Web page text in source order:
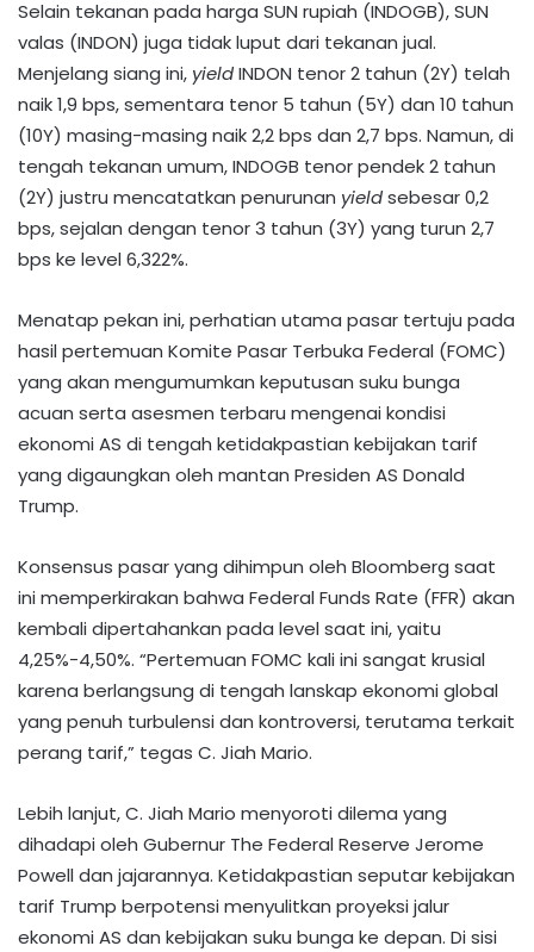
Selain tekanan pada harga SUN rupiah (INDOGB), SUN
valas (INDON) juga tidak luput dari tekanan jual.
Menjelang siang ini, yieldINDON tenor 2 tahun (2Y) telah
naik 1,9 bps, sementara tenor 5 tahun (5Y) dan 10 tahun
(10Y) masing-masing naik 2,2 bps dan 2,7 bps. Namun, di
tengah tekanan umum, INDOGB tenor pendek 2 tahun
(2Y) justru mencatatkan penurunan yieldsebesar 0,2
bps, sejalan dengan tenor 3 tahun (3Y) yang turun 2,7
bps ke level 6,322%.
Menatap pekan ini, perhatian utama pasar tertuju pada
hasil pertemuan Komite Pasar Terbuka Federal (FOMC)
yang akan mengumumkan keputusan suku bunga
acuan serta asesmen terbaru mengenai kondisi
ekonomi AS di tengah ketidakpastian kebijakan tarif
yang digaungkan oleh mantan Presiden AS Donald
Trump.
Konsensus pasar yang dihimpun oleh Bloomberg saat
ini memperkirakan bahwa Federal Funds Rate (FFR) akan
kembali dipertahankan pada level saat ini, yaitu
4,25%-4,50%. “Pertemuan FOMC kali ini sangat krusial
karena berlangsung di tengah lanskap ekonomi global
yang penuh turbulensi dan kontroversi, terutama terkait
perang tarif,” tegas C. Jiah Mario.
Lebih lanjut, C. Jiah Mario menyoroti dilema yang
dihadapi oleh Gubernur The Federal Reserve Jerome
Powell dan jajarannya. Ketidakpastian seputar kebijakan
tarif Trump berpotensi menyulitkan proyeksi jalur
ekonomi AS dan kebijakan suku bunga ke depan. Di sisi